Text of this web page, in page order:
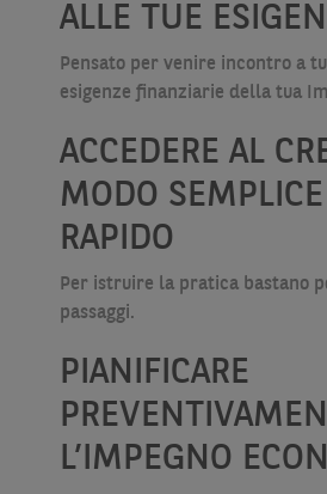
ALLE TUE
Pensato per venire incontro a
esigenze finanziarie della tua
ACCEDERE AL
MODO
RAPIDO
Per istruire la pratica bastano
passaggi.
PIANIFICARE
L’IMPEGNO